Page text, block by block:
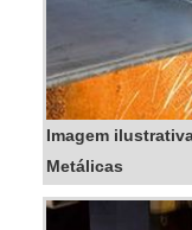
Imagem
Metálicas